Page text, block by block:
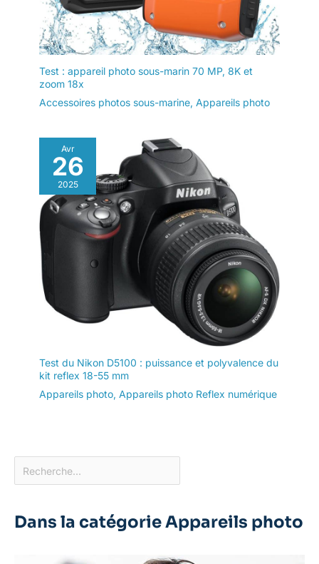
Test : appareil photo sous-marin 70 MP, 8K et
zoom 18x
Accessoires photos sous-marine, Appareils photo
Avr
26
2025
Test du Nikon D5100 : puissance et polyvalence du
kit reflex 18-55 mm
Appareils photo, Appareils photo Reflex numérique
Dans la catégorie Appareils photo